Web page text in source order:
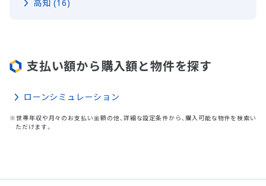
高知 (16)
支払い額から購入額と物件を探す
ローンシミュレーション
※世帯年収や月々のお支払い金額の他、詳細な設定条件から、購入可能な物件を検索い
ただけます。